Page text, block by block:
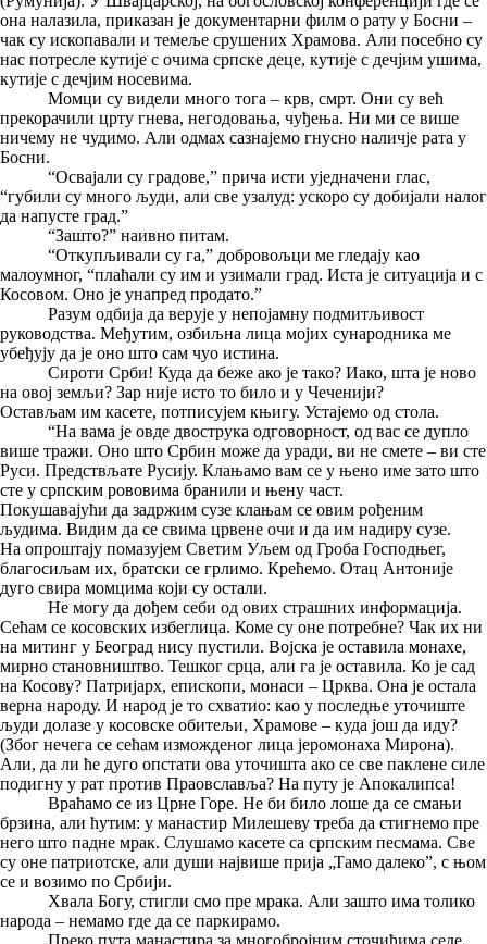
она налазила, приказан је документарни филм о рату у Босни –
чак су ископавали и темеље срушених Храмова. Али посебно су
нас потресле кутије с очима српске деце, кутије с дечјим ушима,
кутије с дечјим носевима.
Момци су видели много тога – крв, смрт. Они су већ
прекорачили црту гнева, негодовања, чуђења. Ни ми се више
ничему не чудимо. Али одмах сазнајемо гнусно наличје рата у
Босни.
“Освајали су градове,” прича исти уједначени глас,
“губили су много људи, али све узалуд: ускоро су добијали налог
да напусте град.”
“Зашто?” наивно питам.
“Откупљивали су га,” добровољци ме гледају као
малоумног, “плаћали су им и узимали град. Иста је ситуација и с
Косовом. Оно је унапред продато.”
Разум одбија да верује у непојамну подмитљивост
руководства. Међутим, озбиљна лица мојих сународника ме
убеђују да је оно што сам чуо истина.
Сироти Срби! Куда да беже ако је тако? Иако, шта је ново
на овој земљи? Зар није исто то било и у Чеченији?
Остављам им касете, потписујем књигу. Устајемо од стола.
“На вама је овде двострука одговорност, од вас се дупло
више тражи. Оно што Србин може да уради, ви не смете – ви сте
Руси. Предствљате Русију. Клањамо вам се у њено име зато што
сте у српским рововима бранили и њену част.
Покушавајући да задржим сузе клањам се овим рођеним
људима. Видим да се свима црвене очи и да им надиру сузе.
На опроштају помазујем Светим Уљем од Гроба Господњег,
благосиљам их, братски се грлимо. Крећемо. Отац Антоније
дуго свира момцима који су остали.
Не могу да дођем себи од ових страшних информација.
Сећам се косовских избеглица. Коме су оне потребне? Чак их ни
на митинг у Београд нису пустили. Војска је оставила монахе,
мирно становништво. Тешког срца, али га је оставила. Ко је сад
на Косову? Патријарх, епископи, монаси – Црква. Она је остала
верна народу. И народ је то схватио: као у последње уточиште
људи долазе у косовске обитељи, Храмове – куда још да иду?
(Због нечега се сећам изможденог лица јеромонаха Мирона).
Али, да ли ће дуго опстати ова уточишта ако се све паклене силе
подигну у рат против Праовславља? На путу је Апокалипса!
Враћамо се из Црне Горе. Не би било лоше да се смањи
брзина, али ћутим: у манастир Милешеву треба да стигнемо пре
него што падне мрак. Слушамо касете са српским песмама. Све
су оне патриотске, али души највише прија „Тамо далеко”, с њом
се и возимо по Србији.
Хвала Богу, стигли смо пре мрака. Али зашто има толико
народа – немамо где да се паркирамо.
Преко пута манастира за многобројним сточићима седе,